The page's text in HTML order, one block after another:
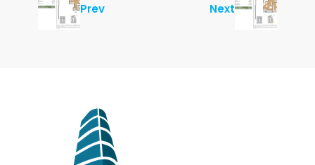
Prev Next